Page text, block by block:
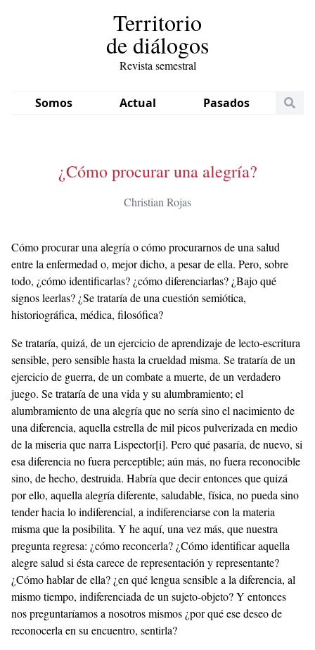
Territorio
de diálogos
Revista semestral
Somos Actual Pasados
¿Cómo procurar una alegría?
Christian Rojas
Cómo procurar una alegría o cómo procurarnos de una salud
entre la enfermedad o, mejor dicho, a pesar de ella. Pero, sobre
todo, ¿cómo identificarlas? ¿cómo diferenciarlas? ¿Bajo qué
signos leerlas? ¿Se trataría de una cuestión semiótica,
historiográfica, médica, filosófica?
Se trataría, quizá, de un ejercicio de aprendizaje de lecto-escritura
sensible, pero sensible hasta la crueldad misma. Se trataría de un
ejercicio de guerra, de un combate a muerte, de un verdadero
juego. Se trataría de una vida y su alumbramiento; el
alumbramiento de una alegría que no sería sino el nacimiento de
una diferencia, aquella estrella de mil picos pulverizada en medio
de la miseria que narra Lispector[i]. Pero qué pasaría, de nuevo, si
esa diferencia no fuera perceptible; aún más, no fuera reconocible
sino, de hecho, destruida. Habría que decir entonces que quizá
por ello, aquella alegría diferente, saludable, física, no pueda sino
tender hacia lo indiferencial, a indiferenciarse con la materia
misma que la posibilita. Y he aquí, una vez más, que nuestra
pregunta regresa: ¿cómo reconcerla? ¿Cómo identificar aquella
alegre salud si ésta carece de representación y representante?
¿Cómo hablar de ella? ¿en qué lengua sensible a la diferencia, al
mismo tiempo, indiferenciada de un sujeto-objeto? Y entonces
nos preguntaríamos a nosotros mismos ¿por qué ese deseo de
reconocerla en su encuentro, sentirla?